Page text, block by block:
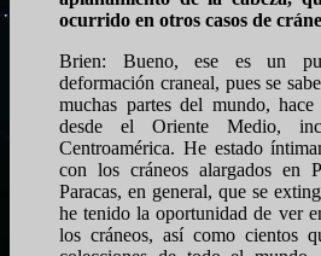
ocurrido en otros casos de
Brien: Bueno, ese es un
deformación craneal, pues se
muchas partes del mundo,
desde el Oriente Medio,
Centroamérica. He estado
con los cráneos alargados en
Paracas, en general, que se
he tenido la oportunidad de ver
los cráneos, así como cientos